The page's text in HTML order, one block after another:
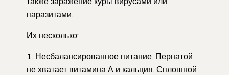
паразитами.
Их несколько:
Несбалансированное питание. Пернатой
не хватает витамина А и кальция. Сплошной